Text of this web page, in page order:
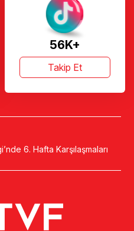
56K+
Takip Et
6. Hafta Karşılaşmaları